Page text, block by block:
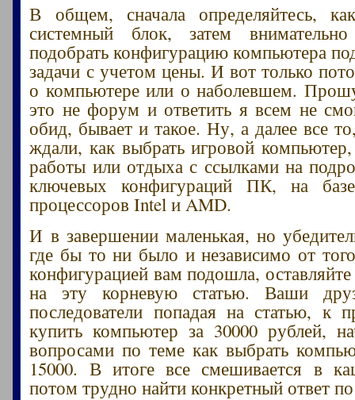
В общем, сначала определяйтесь,
системный блок, затем
подобрать конфигурацию компьютера
задачи с учетом цены. И вот только
о компьютере или о наболевшем.
это не форум и ответить я всем не
обид, бывает и такое. Ну, а далее все
ждали, как выбрать игровой
работы или отдыха с ссылками на
ключевых конфигураций ПК, на
процессоров Intel и AMD.
И в завершении маленькая, но
где бы то ни было и независимо от того
конфигурацией вам подошла,
на эту корневую статью. Ваши
последователи попадая на статью, к
купить компьютер за 30000 рублей,
вопросами по теме как выбрать
15000. В итоге все смешивается в
потом трудно найти конкретный ответ